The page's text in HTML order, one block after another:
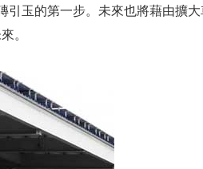
玉的第一步。未來也將藉由擴
。